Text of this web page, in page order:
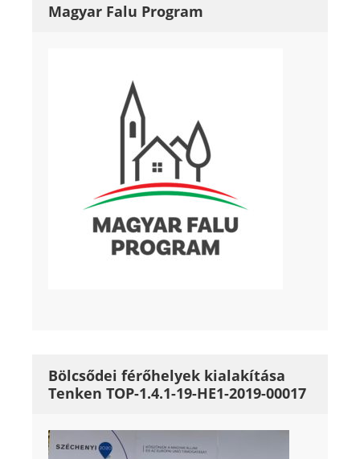
Magyar Falu Program
Bölcsődei férőhelyek kialakítása
Tenken TOP-1.4.1-19-HE1-2019-00017